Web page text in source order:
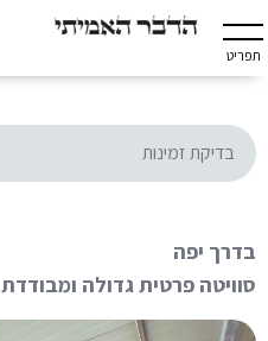
תפריט
בדיקת זמינות
בדרך יפה
סוויטה פרטית גדולה ומבודדת